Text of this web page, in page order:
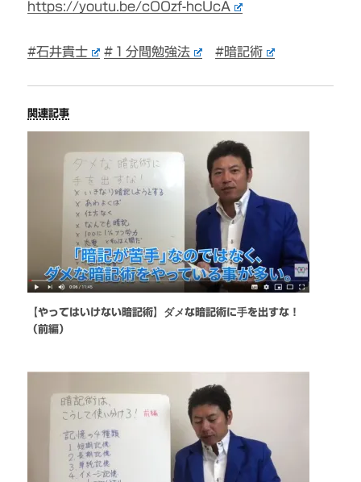
https://youtu.be/cOOzf-hcUcA
#石井貴士 #１分間勉強法 #暗記術
関連記事
【やってはいけない暗記術】ダメな暗記術に手を出すな！
（前編）